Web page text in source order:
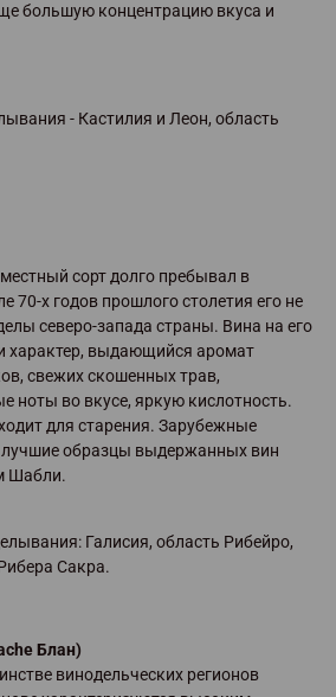
большую концентрацию вкуса и
- Кастилия и Леон, область
сорт долго пребывал в
70-х годов прошлого столетия его не
северо-запада страны. Вина на его
характер, выдающийся аромат
свежих скошенных трав,
ноты во вкусе, яркую кислотность.
для старения. Зарубежные
образцы выдержанных вин
Шабли.
Галисия, область Рибейро,
Сакра.
Блан)
винодельческих регионов